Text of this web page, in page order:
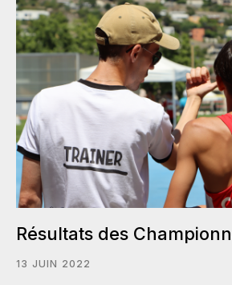
Résultats des
13 JUIN 2022